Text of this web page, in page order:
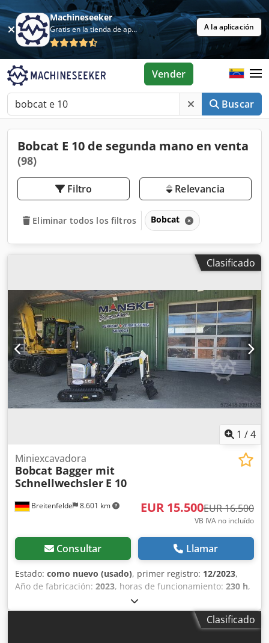
Machineseeker
Gratis en la tienda de aplicaciones A la aplicación
Buscar
Vender
Bobcat E 10 de segunda mano en venta
(98)
Filtro Relevancia
Eliminar todos los filtros Bobcat
Clasificado
1 /4
Breitenfelde 8.601 km
Miniexcavadora
Bobcat Bagger mit
Schnellwechsler E 10
EUR 15.500EUR 16.500
VB IVA no incluído
Consultar Llamar
Estado: como nuevo (usado), primer registro: 12/2023,
Año de fabricación: 2023, horas de funcionamiento: 230 h,
Enfriador de aceite hidráulico Protección de manguera de
alto rendimiento Luz LED en el brazo Acoplador rápido
MS01 Equipamiento estándar de la máquina, ancho: 710
Clasificado